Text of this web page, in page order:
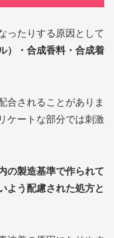
ったりする原因として
）・合成香料・合成着
合されることがありま
ケートな部分では刺激
の製造基準で作られて
よう配慮された処方と